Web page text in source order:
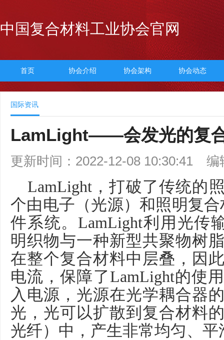
中国复合材料工业协会官网
首页 协会介绍 协会架构 协会动态
国际资讯
LamLight——会发光的复
更新时间：2022-12-08 10:30:41 编
LamLight ，打破了传统的
个由电子（光源）和照明复
件系统。 LamLight利用光传
明织物与一种新型共聚物树
在整个复合材料中层叠，因
电流，保障了LamLight的使
入电源，光源在光学耦合器
光，光可以扩散到复合材料
光纤）中，产生非常均匀、